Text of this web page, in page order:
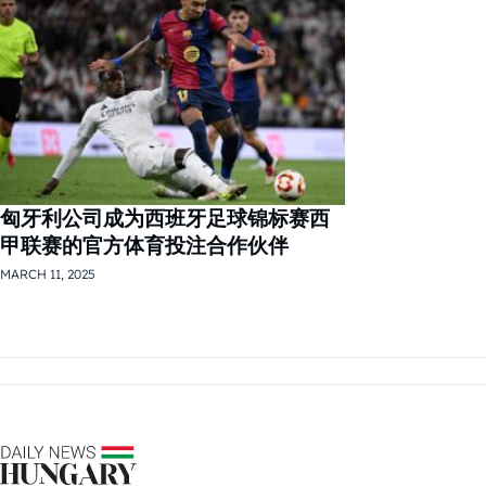
匈牙利公司成为西班牙足球锦标赛西
甲联赛的官方体育投注合作伙伴
MARCH 11, 2025